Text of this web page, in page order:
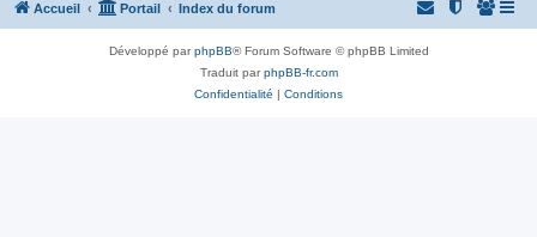
Accueil Portail Index du forum
Développé parphpBB® Forum Software © phpBB Limited
Traduit parphpBB-fr.com
Confidentialité | Conditions